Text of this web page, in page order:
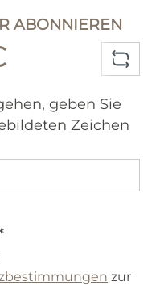
ABONNIEREN
geben Sie
Zeichen
zur